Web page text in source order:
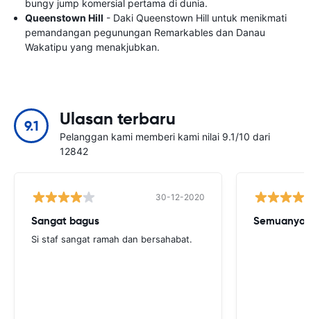
bungy jump komersial pertama di dunia.
Queenstown Hill - Daki Queenstown Hill untuk menikmati
pemandangan pegunungan Remarkables dan Danau
Wakatipu yang menakjubkan.
9.1 Ulasan terbaru
Pelanggan kami memberi kami nilai 9.1/10 dari
12842
30-12-2020
Sangat bagus
Si staf sangat ramah dan bersahabat.
Semuanya